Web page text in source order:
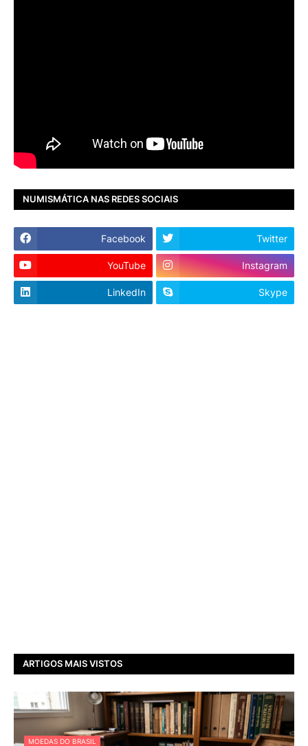
NUMISMÁTICA NAS REDES SOCIAIS
Facebook Twitter
YouTube Instagram
LinkedIn Skype
ARTIGOS MAIS VISTOS
MOEDAS DO BRASIL